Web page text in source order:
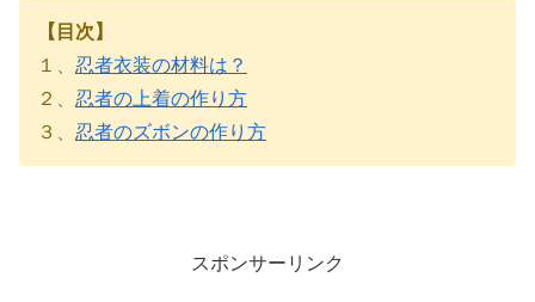
【目次】
１、 忍者衣装の材料は？
２、 忍者の上着の作り方
３、 忍者のズボンの作り方
スポンサーリンク